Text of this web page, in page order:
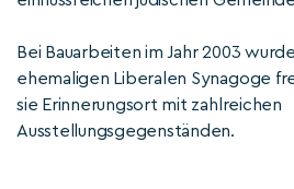
Bei Bauarbeiten im Jahr 2003
ehemaligen Liberalen Synagoge
sie Erinnerungsort mit zahlreichen
Ausstellungsgegenständen.